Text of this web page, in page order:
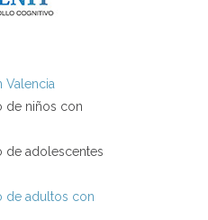
Valencia
de niños con
de adolescentes
de adultos con